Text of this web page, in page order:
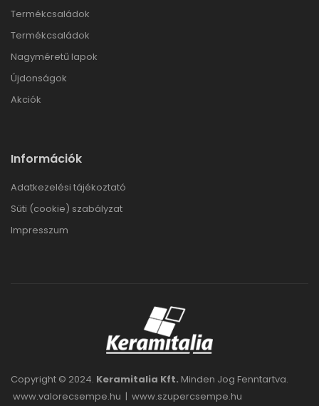
Termékcsaládok
Termékcsaládok
Nagyméretű lapok
Újdonságok
Akciók
Információk
Adatkezelési tájékoztató
Süti (cookie) szabályzat
Impresszum
Copyright © 2024. Keramitalia Kft. Minden Jog Fenntartva.
www.valorecsempe.hu | www.szupercsempe.hu